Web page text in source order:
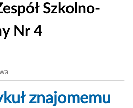
Szkolno-
Nr 4
znajomemu